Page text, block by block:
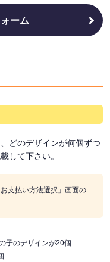
ーム
どのデザインが何個ずつ
して下さい。
支払い方法選択」画面の
子のデザインが20個